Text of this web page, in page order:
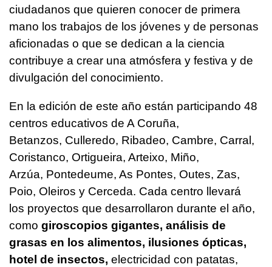
ciudadanos que quieren conocer de primera
mano los trabajos de los jóvenes y de personas
aficionadas o que se dedican a la ciencia
contribuye a crear una atmósfera y festiva y de
divulgación del conocimiento.
En la edición de este año están participando 48
centros educativos de A Coruña,
Betanzos, Culleredo, Ribadeo, Cambre, Carral,
Coristanco, Ortigueira, Arteixo, Miño,
Arzúa, Pontedeume, As Pontes, Outes, Zas,
Poio, Oleiros y Cerceda. Cada centro llevará
los proyectos que desarrollaron durante el año,
como giroscopios gigantes, análisis de
grasas en los alimentos, ilusiones ópticas,
hotel de insectos, electricidad con patatas,